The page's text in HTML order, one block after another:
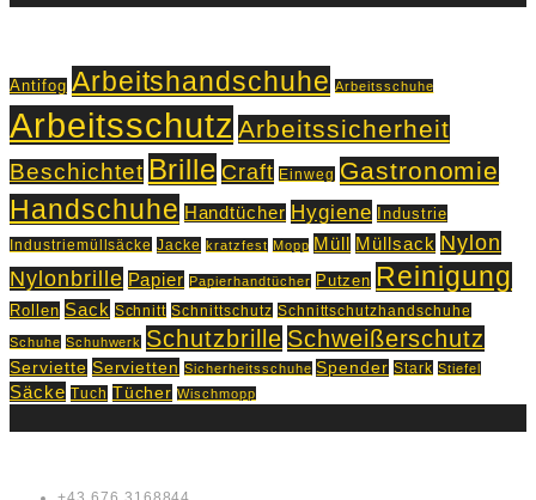
Antifog Arbeitshandschuhe Arbeitsschuhe
Arbeitsschutz Arbeitssicherheit
Beschichtet Brille Craft Einweg Gastronomie
Handschuhe Handtücher Hygiene Industrie
Industriemüllsäcke Jacke kratzfest Mopp Müll Müllsack Nylon
Nylonbrille Papier Papierhandtücher Putzen Reinigung
Rollen Sack Schnitt Schnittschutz Schnittschutzhandschuhe
Schuhe Schuhwerk Schutzbrille Schweißerschutz
Serviette Servietten Sicherheitsschuhe Spender Stark Stiefel
Säcke Tuch Tücher Wischmopp